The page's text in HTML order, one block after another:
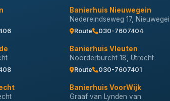
Banierhuis Nieuwegein
Nedereindseweg 17,
Route 030-7607404
Banierhuis Vleuten
Noorderburcht 18, Utrecht
Route 030-7607401
Banierhuis VoorWijk
Graaf van Lynden van